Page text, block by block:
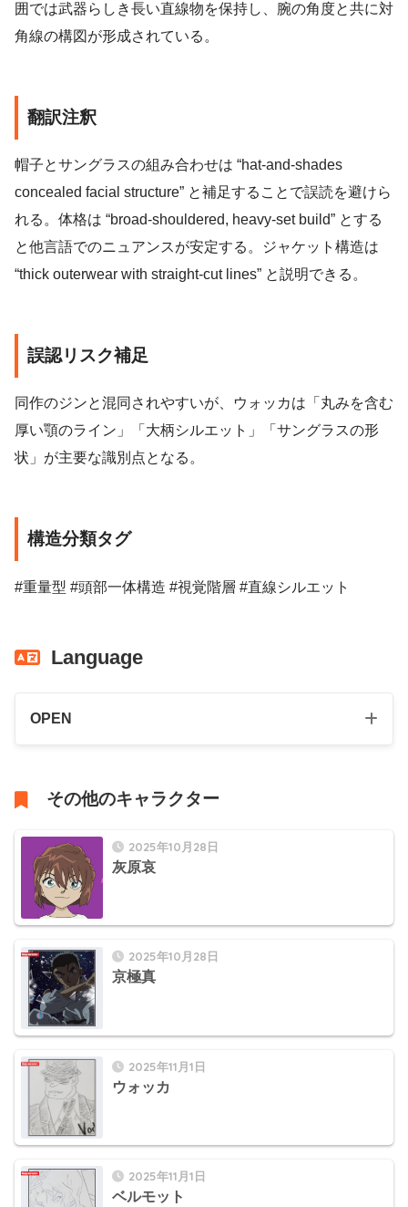
囲では武器らしき長い直線物を保持し、腕の角度と共に対
角線の構図が形成されている。
翻訳注釈
帽子とサングラスの組み合わせは “hat-and-shades
concealed facial structure” と補足することで誤読を避けら
れる。体格は “broad-shouldered, heavy-set build” とする
と他言語でのニュアンスが安定する。ジャケット構造は
“thick outerwear with straight-cut lines” と説明できる。
誤認リスク補足
同作のジンと混同されやすいが、ウォッカは「丸みを含む
厚い顎のライン」「大柄シルエット」「サングラスの形
状」が主要な識別点となる。
構造分類タグ
#重量型 #頭部一体構造 #視覚階層 #直線シルエット
Language
OPEN
その他のキャラクター
2025年10月28日
灰原哀
2025年10月28日
京極真
2025年11月1日
ウォッカ
2025年11月1日
ベルモット